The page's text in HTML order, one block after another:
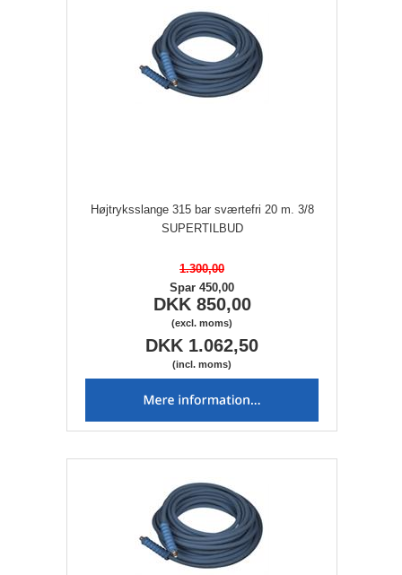
Højtryksslange 315 bar sværtefri 20 m. 3/8
SUPERTILBUD
1.300,00
Spar 450,00
DKK 850,00
(excl. moms)
DKK 1.062,50
(incl. moms)